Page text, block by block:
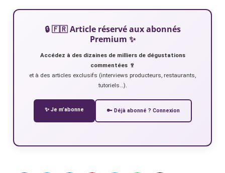
🔒 🇫🇷 Article réservé aux abonnés
Premium ✨
Accédez à des dizaines de milliers de dégustations
commentées 🍷
et à des articles exclusifs (interviews producteurs, restaurants,
tutoriels…).
✨ Je m’abonne 🔑 Déjà abonné ? Connexion